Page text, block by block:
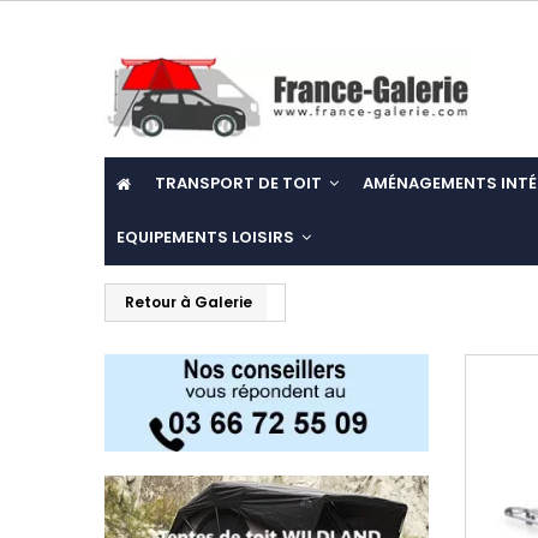
TRANSPORT DE TOIT AMÉNAGEMENTS
EQUIPEMENTS LOISIRS
Retour à Galerie